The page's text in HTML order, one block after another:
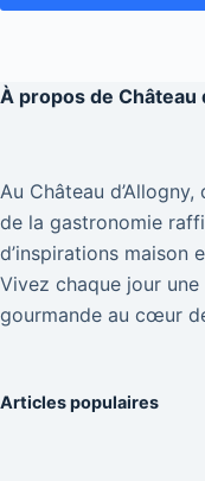
À propos de Château
Au Château
de la gastronomie
d’inspirations maison
Vivez chaque jour
gourmande au cœur
Articles populaires